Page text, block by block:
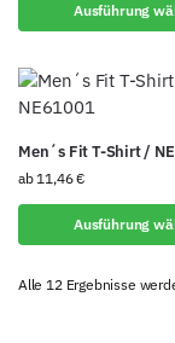
Ausführung
Men´s Fit T-Shirt /
ab 11,46€
Ausführung
Alle 12 Ergebnisse